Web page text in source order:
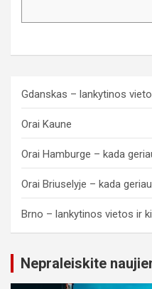
Gdanskas – lankytinos
Orai Kaune
Orai Hamburge – kada
Orai Briuselyje – kada
Brno – lankytinos vietos ir
Nepraleiskite